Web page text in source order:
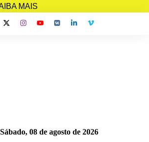
MAIS
Sábado, 08 de agosto de 2026